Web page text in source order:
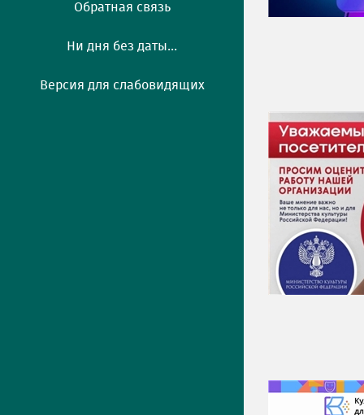
Обратная связь
Ни дня без даты...
Версия для слабовидящих